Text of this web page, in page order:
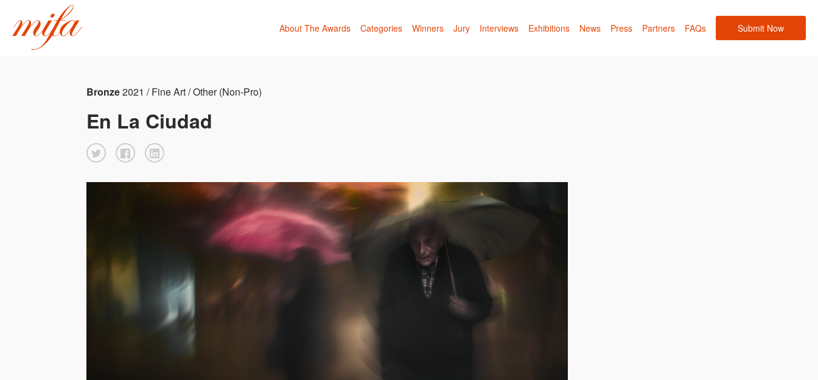
About The Awards Categories Winners Jury Interviews Exhibitions News Press Partners FAQs Submit Now
Bronze2021 / Fine Art / Other (Non-Pro)
En La Ciudad